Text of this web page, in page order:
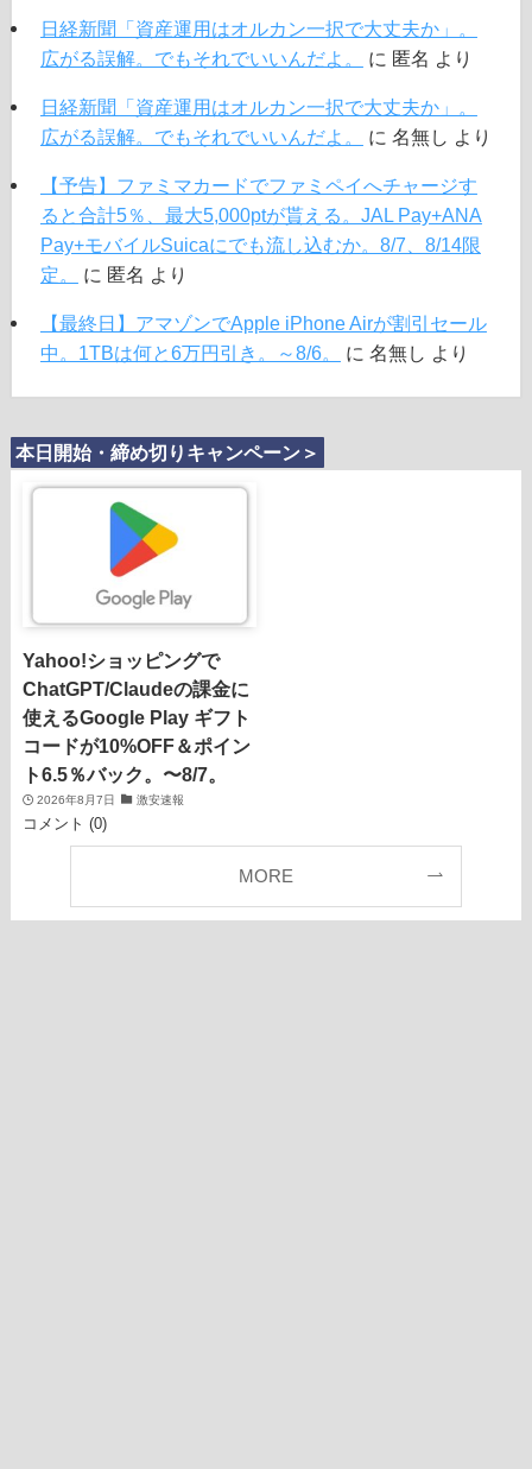
日経新聞「資産運用はオルカン一択で大丈夫か」。
広がる誤解。でもそれでいいんだよ。
に 匿名 より
日経新聞「資産運用はオルカン一択で大丈夫か」。
広がる誤解。でもそれでいいんだよ。
に 名無し より
【予告】ファミマカードでファミペイへチャージす
ると合計5％、最大5,000ptが貰える。JAL Pay+ANA
Pay+モバイルSuicaにでも流し込むか。8/7、8/14限
定。
に 匿名 より
【最終日】アマゾンでApple iPhone Airが割引セール
中。1TBは何と6万円引き。～8/6。
に 名無し より
本日開始・締め切りキャンペーン＞
Yahoo!ショッピングで
ChatGPT/Claudeの課金に
使えるGoogle Play ギフト
コードが10%OFF＆ポイン
ト6.5％バック。〜8/7。
2026年8月7日 激安速報
コメント (0)
MORE